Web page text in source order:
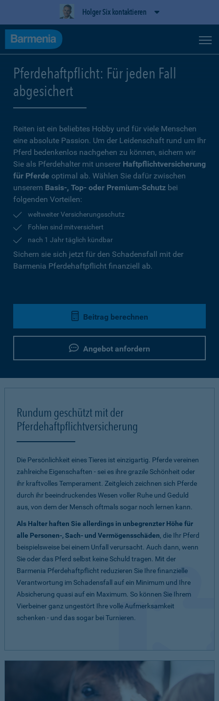
Holger Six kontaktieren
Pferdehaftpflicht: Für jeden Fall
abgesichert
Reiten ist ein beliebtes Hobby und für viele Menschen
eine absolute Passion. Um der Leidenschaft rund um Ihr
Pferd bedenkenlos nachgehen zu können, sichern wir
Sie als Pferdehalter mit unserer Haftpflichtversicherung
für Pferde optimal ab. Wählen Sie dafür zwischen
unserem Basis-, Top- oder Premium-Schutz bei
folgenden Vorteilen:
weltweiter Versicherungsschutz
Fohlen sind mitversichert
nach 1 Jahr täglich kündbar
Sichern sie sich jetzt für den Schadensfall mit der
Barmenia Pferdehaftpflicht finanziell ab.
Beitrag berechnen
Angebot anfordern
Rundum geschützt mit der
Pferdehaftpflichtversicherung
Die Persönlichkeit eines Tieres ist einzigartig. Pferde vereinen
zahlreiche Eigenschaften - sei es ihre grazile Schönheit oder
ihr kraftvolles Temperament. Zeitgleich zeichnen sich Pferde
durch ihr beeindruckendes Wesen voller Ruhe und Geduld
aus, von dem der Mensch oftmals sogar noch lernen kann.
Als Halter haften Sie allerdings in unbegrenzter Höhe für
alle Personen-, Sach- und Vermögensschäden, die Ihr Pferd
beispielsweise bei einem Unfall verursacht. Auch dann, wenn
Sie oder das Pferd selbst keine Schuld tragen. Mit der
Barmenia Pferdehaftpflicht reduzieren Sie Ihre finanzielle
Verantwortung im Schadensfall auf ein Minimum und Ihre
Absicherung quasi auf ein Maximum. So können Sie Ihrem
Vierbeiner ganz ungestört Ihre volle Aufmerksamkeit
schenken - und das sogar bei Turnieren.